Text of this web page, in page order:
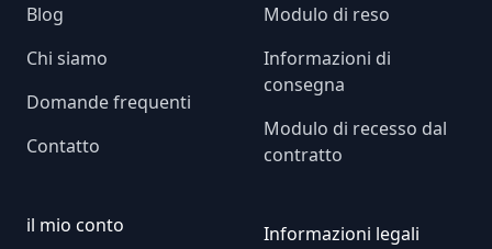
Blog
Chi siamo
Domande frequenti
Contatto
il mio conto
Modulo di reso
Informazioni di
consegna
Modulo di recesso dal
contratto
Informazioni legali